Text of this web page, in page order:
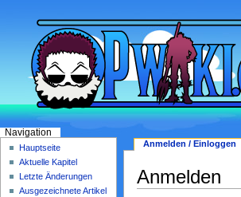
Anmelden
Anmelden / Einloggen
Navigation
Hauptseite
Aktuelle Kapitel
Letzte Änderungen
Ausgezeichnete Artikel